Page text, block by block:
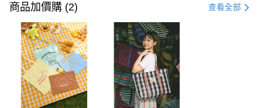
信用卡一次付款
購物金
超商取貨付款
LINE Pay
街口支付
商品加價購 (2) 查看全部